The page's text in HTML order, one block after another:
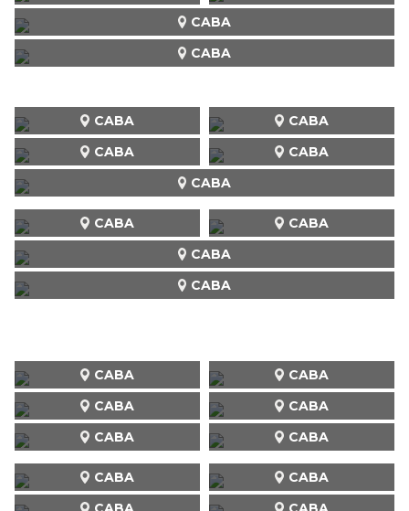
CABA
CABA
CABA CABA
CABA
CABA CABA
CABA
CABA CABA
CABA
CABA
CABA
CABA
CABA
CABA
CABA
CABA CABA